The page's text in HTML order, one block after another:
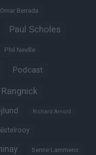
Omar Berrada
Paul Scholes
Phil Neville
Podcast
Richard Arnold
Senne Lammens